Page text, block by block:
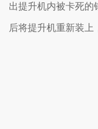
出提升机内被卡死的
后将提升机重新装上